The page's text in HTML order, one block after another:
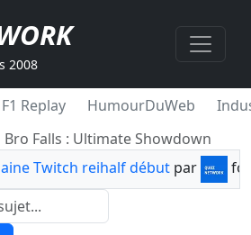
2008
F1 Replay HumourDuWeb
Bro Falls : Ultimate Showdown
Twitch reihalf début par